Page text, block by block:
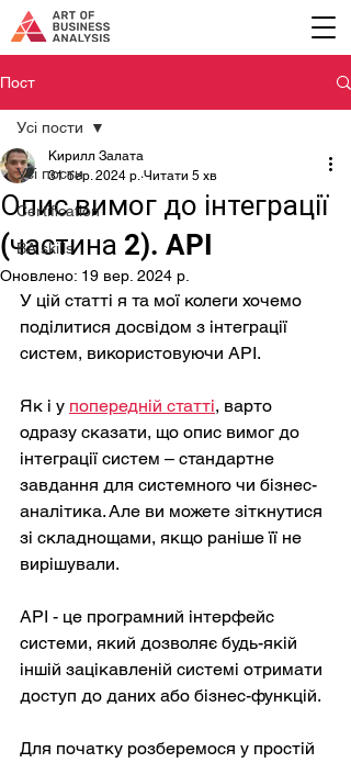
Пост
Усі пости
Certification
BA skills
Усі пости
Опис вимог до інтеграції
(частина 2). API
Кирилл Залата
31 бер. 2024 р. Читати 5 хв
Оновлено: 19 вер. 2024 р.
У цій статті я та мої колеги хочемо
поділитися досвідом з інтеграції
систем, використовуючи API.
Як і у попередній статті, варто
одразу сказати, що опис вимог до
інтеграції систем – стандартне
завдання для системного чи бізнес-
аналітика. Але ви можете зіткнутися
зі складнощами, якщо раніше її не
вирішували.
API - це програмний інтерфейс
системи, який дозволяє будь-якій
іншій зацікавленій системі отримати
доступ до даних або бізнес-функцій.
Для початку розберемося у простій